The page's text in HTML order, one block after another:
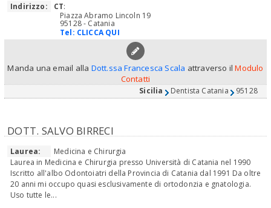
Indirizzo:
CT:
Piazza Abramo Lincoln 19
95128 - Catania
Tel: CLICCA QUI
Manda una email alla Dott.ssa Francesca Scala attraverso ilModulo
Contatti
Sicilia Dentista Catania 95128
DOTT. SALVO BIRRECI
Laurea:
Medicina e Chirurgia
Laurea in Medicina e Chirurgia presso Università di Catania nel 1990
Iscritto all'albo Odontoiatri della Provincia di Catania dal 1991 Da oltre
20 anni mi occupo quasi esclusivamente di ortodonzia e gnatologia.
Uso tutte le...